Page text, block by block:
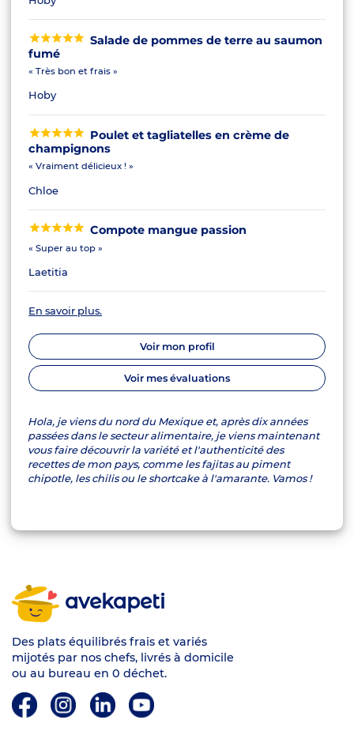
Salade de pommes de terre au saumon
fumé
« Très bon et frais »
Hoby
Poulet et tagliatelles en crème de
champignons
« Vraiment délicieux ! »
Chloe
Compote mangue passion
« Super au top »
Laetitia
En savoir plus.
Voir mon profil
Voir mes évaluations
Hola, je viens du nord du Mexique et, après dix années
passées dans le secteur alimentaire, je viens maintenant
vous faire découvrir la variété et l'authenticité des
recettes de mon pays, comme les fajitas au piment
chipotle, les chilis ou le shortcake à l'amarante. Vamos !
avekapeti
Des plats équilibrés frais et variés
mijotés par nos chefs, livrés à domicile
ou au bureau en 0 déchet.